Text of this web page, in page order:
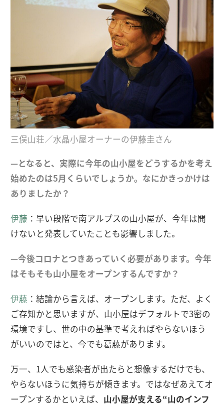
三俣山荘／水晶小屋オーナーの伊藤圭さん
—となると、実際に今年の山小屋をどうするかを考え
始めたのは5月くらいでしょうか。なにかきっかけは
ありましたか？
伊藤 ：早い段階で南アルプスの山小屋が、今年は開
けないと発表していたことも影響しました。
—今後コロナとつきあっていく必要があります。今年
はそもそも山小屋をオープンするんですか？
伊藤 ：結論から言えば、オープンします。ただ、よく
ご存知かと思いますが、山小屋はデフォルトで3密の
環境ですし、世の中の基準で考えればやらないほう
がいいのではと、今でも葛藤があります。
万一、1人でも感染者が出たらと想像するだけでも、
やらないほうに気持ちが傾きます。ではなぜあえてオ
ープンするかといえば、 山小屋が支える“山のインフ